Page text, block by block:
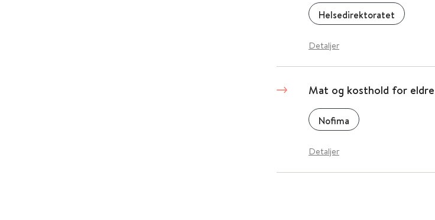
Helsedirektoratet
Detaljer
Mat og kosthold for eldre
Nofima
Detaljer